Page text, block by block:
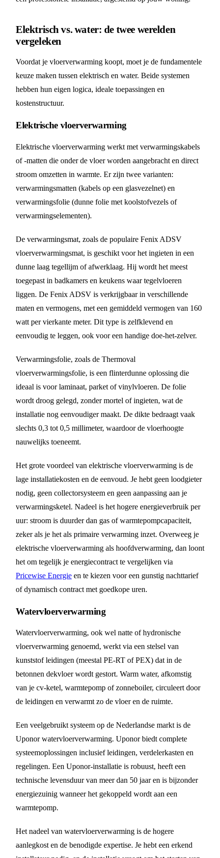
Elektrisch vs. water: de twee werelden
vergeleken
Voordat je vloerverwarming koopt, moet je de fundamentele
keuze maken tussen elektrisch en water. Beide systemen
hebben hun eigen logica, ideale toepassingen en
kostenstructuur.
Elektrische vloerverwarming
Elektrische vloerverwarming werkt met verwarmingskabels
of -matten die onder de vloer worden aangebracht en direct
stroom omzetten in warmte. Er zijn twee varianten:
verwarmingsmatten (kabels op een glasvezelnet) en
verwarmingsfolie (dunne folie met koolstofvezels of
verwarmingselementen).
De verwarmingsmat, zoals de populaire Fenix ADSV
vloerverwarmingsmat, is geschikt voor het ingieten in een
dunne laag tegellijm of afwerklaag. Hij wordt het meest
toegepast in badkamers en keukens waar tegelvloeren
liggen. De Fenix ADSV is verkrijgbaar in verschillende
maten en vermogens, met een gemiddeld vermogen van 160
watt per vierkante meter. Dit type is zelfklevend en
eenvoudig te leggen, ook voor een handige doe-het-zelver.
Verwarmingsfolie, zoals de Thermoval
vloerverwarmingsfolie, is een flinterdunne oplossing die
ideaal is voor laminaat, parket of vinylvloeren. De folie
wordt droog gelegd, zonder mortel of ingieten, wat de
installatie nog eenvoudiger maakt. De dikte bedraagt vaak
slechts 0,3 tot 0,5 millimeter, waardoor de vloerhoogte
nauwelijks toeneemt.
Het grote voordeel van elektrische vloerverwarming is de
lage installatiekosten en de eenvoud. Je hebt geen loodgieter
nodig, geen collectorsysteem en geen aanpassing aan je
verwarmingsketel. Nadeel is het hogere energieverbruik per
uur: stroom is duurder dan gas of warmtepompcapaciteit,
zeker als je het als primaire verwarming inzet. Overweeg je
elektrische vloerverwarming als hoofdverwarming, dan loont
het om tegelijk je energiecontract te vergelijken via
Pricewise Energie en te kiezen voor een gunstig nachttarief
of dynamisch contract met goedkope uren.
Watervloerverwarming
Watervloerverwarming, ook wel natte of hydronische
vloerverwarming genoemd, werkt via een stelsel van
kunststof leidingen (meestal PE-RT of PEX) dat in de
betonnen dekvloer wordt gestort. Warm water, afkomstig
van je cv-ketel, warmtepomp of zonneboiler, circuleert door
de leidingen en verwarmt zo de vloer en de ruimte.
Een veelgebruikt systeem op de Nederlandse markt is de
Uponor watervloerverwarming. Uponor biedt complete
systeemoplossingen inclusief leidingen, verdelerkasten en
regelingen. Een Uponor-installatie is robuust, heeft een
technische levensduur van meer dan 50 jaar en is bijzonder
energiezuinig wanneer het gekoppeld wordt aan een
warmtepomp.
Het nadeel van watervloerverwarming is de hogere
aanlegkost en de benodigde expertise. Je hebt een erkend